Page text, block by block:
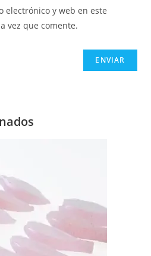
electrónico y web en este
vez que comente.